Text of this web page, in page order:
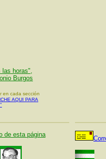
las horas",
Burgos
en cada sección
AQUI PARA
de esta página